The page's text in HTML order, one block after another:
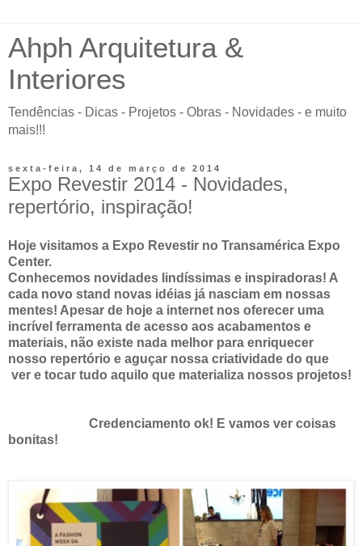
Ahph Arquitetura &
Interiores
Tendências - Dicas - Projetos - Obras - Novidades - e muito
mais!!!
sexta-feira, 14 de março de 2014
Expo Revestir 2014 - Novidades,
repertório, inspiração!
Hoje visitamos a Expo Revestir no Transamérica Expo
Center.
Conhecemos novidades lindíssimas e inspiradoras! A
cada novo stand novas idéias já nasciam em nossas
mentes! Apesar de hoje a internet nos oferecer uma
incrível ferramenta de acesso aos acabamentos e
materiais, não existe nada melhor para enriquecer
nosso repertório e aguçar nossa criatividade do que
ver e tocar tudo aquilo que materializa nossos projetos!
Credenciamento ok! E vamos ver coisas
bonitas!